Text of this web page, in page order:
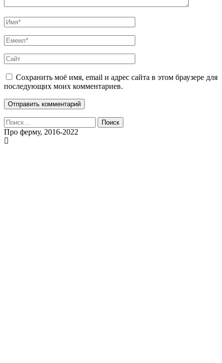
Сохранить моё имя, email и адрес сайта в этом браузере для
последующих моих комментариев.
Найти:
Про ферму, 2016-2022